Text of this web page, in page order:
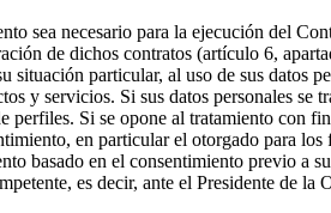
sea necesario para la ejecución del
de dichos contratos (artículo 6,
particular, al uso de sus datos
y servicios. Si sus datos personales se
perfiles. Si se opone al tratamiento con
en particular el otorgado para
basado en el consentimiento previo a
es decir, ante el Presidente de la